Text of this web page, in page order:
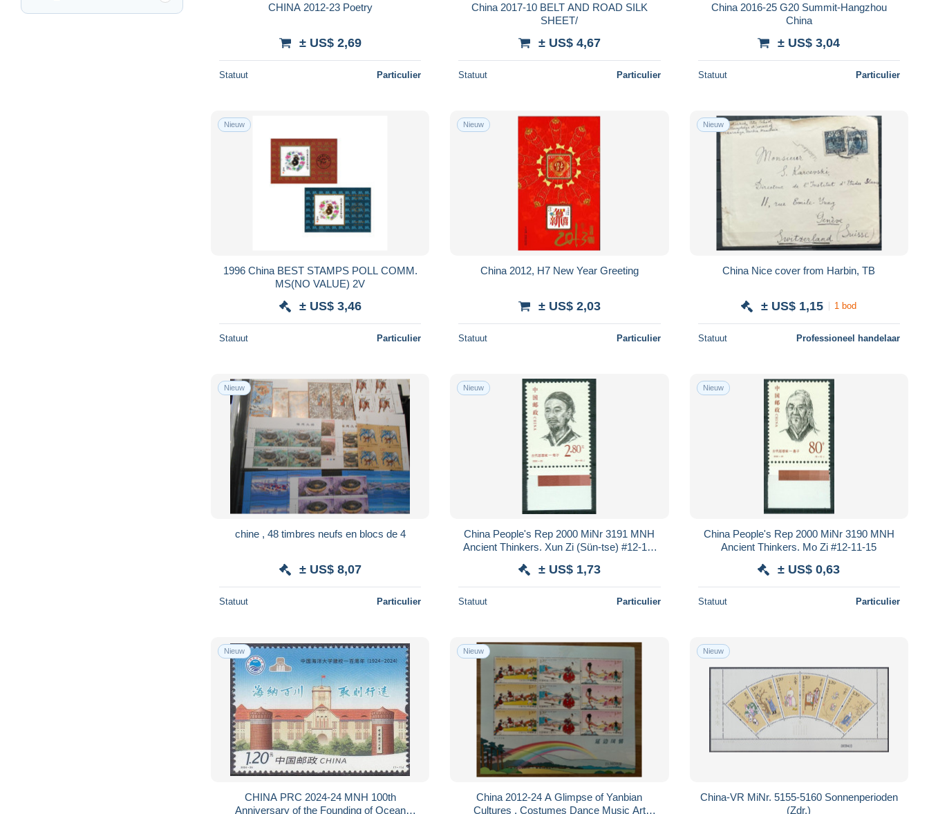
CHINA 2012-23 Poetry
± US$ 2,69
Statuut Particulier
China 2017-10 BELT AND ROAD SILK
SHEET/
± US$ 4,67
Statuut Particulier
China 2016-25 G20 Summit-Hangzhou
China
± US$ 3,04
Statuut Particulier
Nieuw
1996 China BEST STAMPS POLL COMM.
MS(NO VALUE) 2V
± US$ 3,46
Statuut Particulier
Nieuw
China 2012, H7 New Year Greeting
± US$ 2,03
Statuut Particulier
Nieuw
China Nice cover from Harbin, TB
± US$ 1,15 1 bod
Statuut Professioneel handelaar
Nieuw
chine , 48 timbres neufs en blocs de 4
± US$ 8,07
Statuut Particulier
Nieuw
China People's Rep 2000 MiNr 3191 MNH
Ancient Thinkers. Xun Zi (Sün-tse) #12-11-
± US$ 1,73
Statuut Particulier
Nieuw
China People's Rep 2000 MiNr 3190 MNH
Ancient Thinkers. Mo Zi #12-11-15
± US$ 0,63
Statuut Particulier
Nieuw
CHINA PRC 2024-24 MNH 100th
Anniversary of the Founding of Ocean
Nieuw
China 2012-24 A Glimpse of Yanbian
Cultures , Costumes Dance Music Art
Nieuw
China-VR MiNr. 5155-5160 Sonnenperioden
(Zdr.)